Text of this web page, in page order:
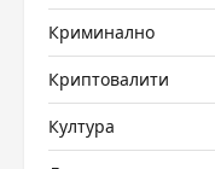
Криминално
Криптовалити
Култура